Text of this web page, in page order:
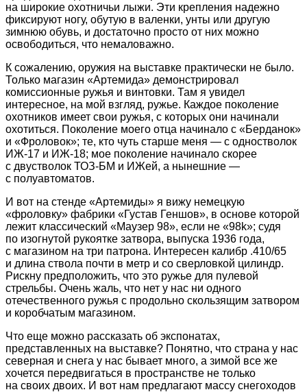
на широкие охотничьи лыжи. Эти крепления надежно
фиксируют ногу, обутую в валенки, унты или другую
зимнюю обувь, и достаточно просто от них можно
освободиться, что немаловажно.
К сожалению, оружия на выставке практически не было.
Только магазин «Артемида» демонстрировал
комиссионные ружья и винтовки. Там я увидел
интересное, на мой взгляд, ружье. Каждое поколение
охотников имеет свои ружья, с которых они начинали
охотиться. Поколение моего отца начинало с «Берданок»
и «Фроловок»; те, кто чуть старше меня — с одностволок
ИЖ-17 и ИЖ-18; мое поколение начинало скорее
с двустволок ТОЗ-БМ и ИЖей, а нынешние —
с полуавтоматов.
И вот на стенде «Артемиды» я вижу немецкую
«фроловку» фабрики «Густав Геншов», в основе которой
лежит классический «Маузер 98», если не «98k»; судя
по изогнутой рукоятке затвора, выпуска 1936 года,
с магазином на три патрона. Интересен калибр .410/65
и длина ствола почти в метр и со сверловкой цилиндр.
Рискну предположить, что это ружье для пулевой
стрельбы. Очень жаль, что нет у нас ни одного
отечественного ружья с продольно скользящим затвором
и коробчатым магазином.
Что еще можно рассказать об экспонатах,
представленных на выставке? Понятно, что страна у нас
северная и снега у нас бывает много, а зимой все же
хочется передвигаться в пространстве не только
на своих двоих. И вот нам предлагают массу снегоходов